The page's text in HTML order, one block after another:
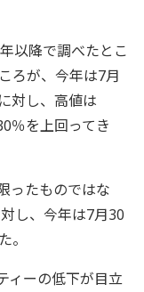
以降で調べたとこ
ろが、今年は7月
対し、高値は
％を上回ってき
ったものではな
し、今年は7月30
。
ィーの低下が目立